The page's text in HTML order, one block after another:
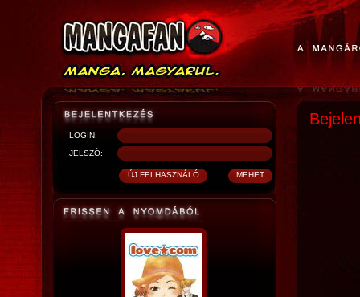
LOGIN:
JELSZÓ: